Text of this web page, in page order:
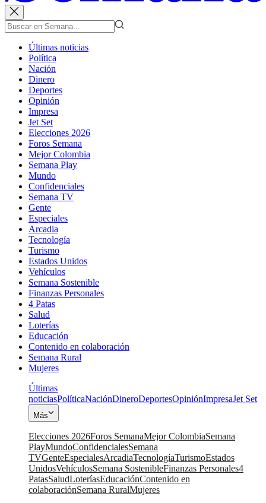
Últimas noticias
Política
Nación
Dinero
Deportes
Opinión
Impresa
Jet Set
Elecciones 2026
Foros Semana
Mejor Colombia
Semana Play
Mundo
Confidenciales
Semana TV
Gente
Especiales
Arcadia
Tecnología
Turismo
Estados Unidos
Vehículos
Semana Sostenible
Finanzas Personales
4 Patas
Salud
Loterías
Educación
Contenido en colaboración
Semana Rural
Mujeres
Últimas
noticiasPolíticaNaciónDineroDeportesOpiniónImpresaJet Set
Más
Elecciones 2026Foros SemanaMejor ColombiaSemana
PlayMundoConfidencialesSemana
TVGenteEspecialesArcadiaTecnologíaTurismoEstados
UnidosVehículosSemana SostenibleFinanzas Personales4
PatasSaludLoteríasEducaciónContenido en
colaboraciónSemana RuralMujeres